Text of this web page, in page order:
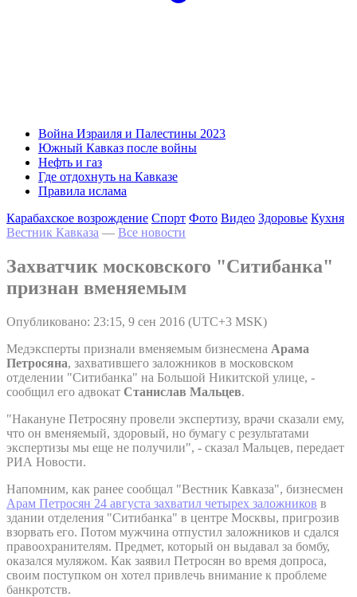
Война Израиля и Палестины 2023
Южный Кавказ после войны
Нефть и газ
Где отдохнуть на Кавказе
Правила ислама
Карабахское возрождение Спорт Фото Видео Здоровье Кухня
Вестник Кавказа — Все новости
Захватчик московского "Ситибанка"
признан вменяемым
Опубликовано: 23:15, 9 сен 2016 (UTC+3 MSK)
Медэксперты признали вменяемым бизнесмена Арама
Петросяна, захватившего заложников в московском
отделении "Ситибанка" на Большой Никитской улице, -
сообщил его адвокат Станислав Мальцев.
"Накануне Петросяну провели экспертизу, врачи сказали ему,
что он вменяемый, здоровый, но бумагу с результатами
экспертизы мы еще не получили", - сказал Мальцев, передает
РИА Новости.
Напомним, как ранее сообщал "Вестник Кавказа", бизнесмен
Арам Петросян 24 августа захватил четырех заложников в
здании отделения "Ситибанка" в центре Москвы, пригрозив
взорвать его. Потом мужчина отпустил заложников и сдался
правоохранителям. Предмет, который он выдавал за бомбу,
оказался муляжом. Как заявил Петросян во время допроса,
своим поступком он хотел привлечь внимание к проблеме
банкротств.